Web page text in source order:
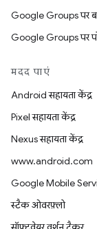
Google Groups पर
Google Groups पर
मदद पाएं
Android सहायता केंद्र
Pixel सहायता केंद्र
Nexus सहायता केंद्र
www.android.com
Google Mobile
स्टैक ओवरफ़्लो